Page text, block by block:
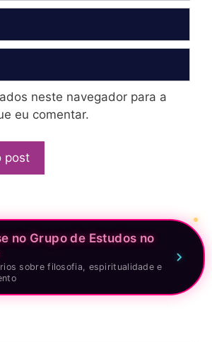
neste navegador para a
eu comentar.
no Grupo de Estudos no
sobre filosofia, espiritualidade e